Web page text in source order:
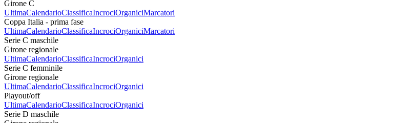
Girone C
UltimaCalendarioClassificaIncrociOrganiciMarcatori
Coppa Italia - prima fase
UltimaCalendarioClassificaIncrociOrganiciMarcatori
Serie C maschile
Girone regionale
UltimaCalendarioClassificaIncrociOrganici
Serie C femminile
Girone regionale
UltimaCalendarioClassificaIncrociOrganici
Playout/off
UltimaCalendarioClassificaIncrociOrganici
Serie D maschile